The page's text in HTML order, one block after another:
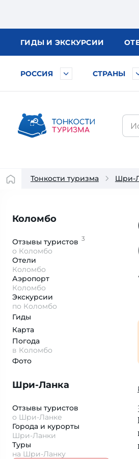
ГИДЫ И ЭКСКУРСИИ
РОССИЯ СТРАНЫ
Тонкости туризма Шри-
Коломбо
Отзывы туристов 3
о Коломбо
Отели
Коломбо
Аэропорт
Коломбо
Экскурсии
по Коломбо
Гиды
Карта
Погода
в Коломбо
Фото
Шри-Ланка
Отзывы туристов
о Шри-Ланке
Города и курорты
Шри-Ланки
Туры
на Шри-Ланку